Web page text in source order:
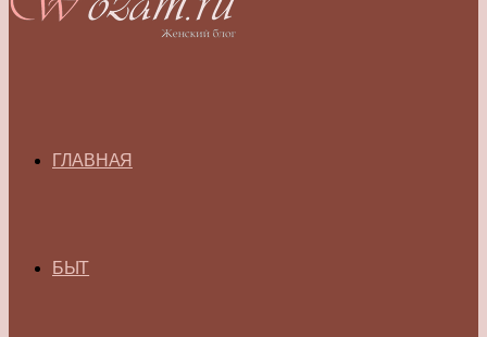
ГЛАВНАЯ
БЫТ